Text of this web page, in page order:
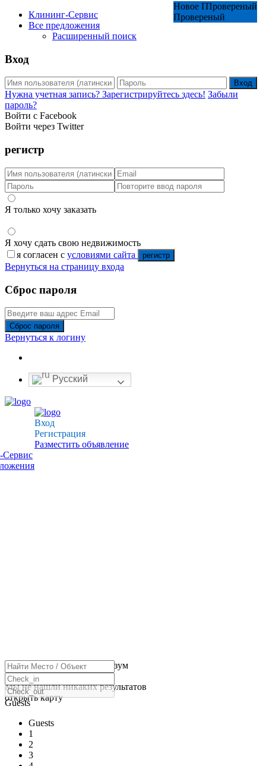
Клининг-Сервис
Все предложения
Расширенный поиск
Вход
Вход
Нужна учетная запись? Зарегистрируйтесь здесь! Забыли
пароль?
Войти с Facebook
Войти через Twitter
регистр
Я только хочу заказать
Я хочу сдать свою недвижимость
я согласен с условиями сайта регистр
Вернуться на страницу входа
Сброс пароля
Сброс пароля
Вернуться к логину
Русский
Вход
Регистрация
Разместить объявление
нажмите, чтобы включить зум
Загрузка карт
Мы не нашли никаких результатов
открыть карту
Guests
Guests
1
2
3
Новое Предложение
Новое Предложение
Провереный
Новое Предложение
Новое Предложение
Провереный
Новое Предложение
Провереный
Новое Предложение
Провереный
Провереный
Провереный